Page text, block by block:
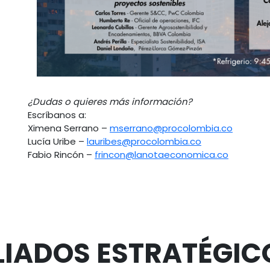
¿Dudas o quieres más información?
Escríbanos a:
Ximena Serrano – mserrano@procolombia.co
Lucía Uribe – lauribes@procolombia.co
Fabio Rincón – frincon@lanotaeconomica.co